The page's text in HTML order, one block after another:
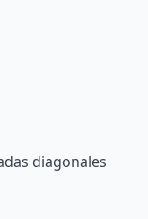
diagonales